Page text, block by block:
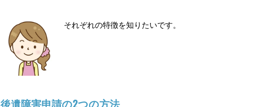
それぞれの特徴を知りたいです。
後遺障害申請の2つの方法